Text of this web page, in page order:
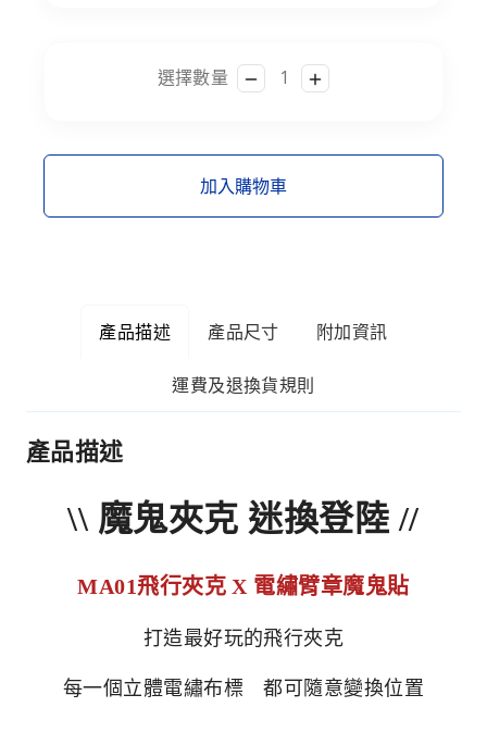
選擇數量
加入購物車
產品描述 產品尺寸 附加資訊
運費及退換貨規則
產品描述
\\ 魔鬼夾克 迷換登陸 //
MA01飛行夾克 X 電繡臂章魔鬼貼
打造最好玩的飛行夾克
每一個立體電繡布標 都可隨意變換位置